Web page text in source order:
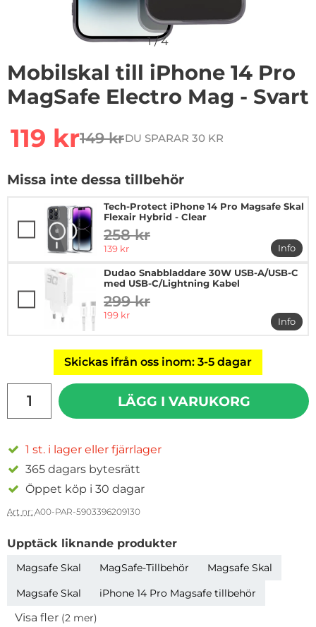
1/4
Mobilskal till iPhone 14 Pro
MagSafe Electro Mag - Svart
rea pris
119 krtidigare pris
149 krDU SPARAR 30 KR
Missa inte dessa tillbehör
Tech-Protect iPhone 14 Pro Magsafe Skal
Flexair Hybrid - Clear
tidigare pris
258 kr
rea pris
139 kr
Info
mer
Dudao Snabbladdare 30W USB-A/USB-C
med USB-C/Lightning Kabel
tidigare pris
299 kr
rea pris
199 kr
Info
mer
Skickas ifrån oss inom: 3-5 dagar
LÄGG I VARUKORG
1 st. i lager eller fjärrlager
365 dagars bytesrätt
Öppet köp i 30 dagar
Art nr: A00-PAR-5903396209130
Upptäck liknande produkter
Magsafe Skal MagSafe-Tillbehör
Magsafe Skal
Magsafe Skal
iPhone 14 Pro Magsafe tillbehör
Visa fler (2 mer)